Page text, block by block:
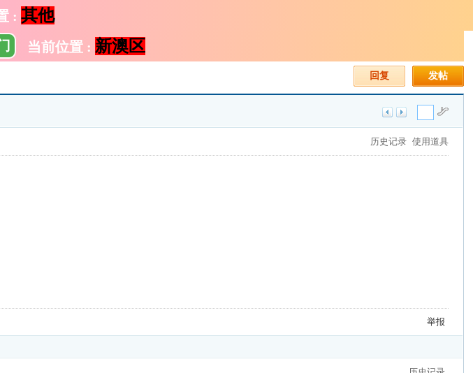
: 其他
当前位置 : 新澳区
发帖
回复
历史记录 使用道具
举报